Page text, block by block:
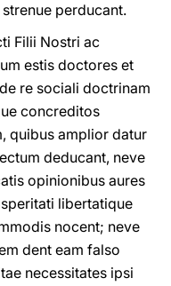
perducant.
Filii Nostri ac
estis doctores et
re sociali doctrinam
concreditos
quibus amplior datur
deducant, neve
opinionibus aures
libertatique
nocent; neve
dent eam falso
necessitates ipsi